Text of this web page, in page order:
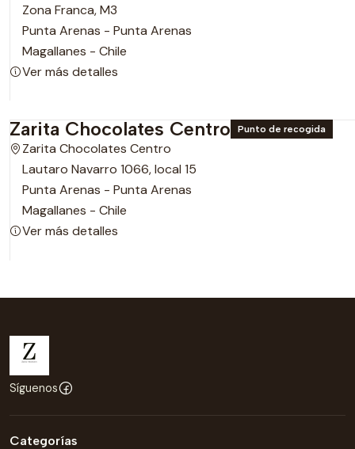
Zona Franca, M3
Punta Arenas - Punta Arenas
Magallanes - Chile
Ver más detalles
Zarita Chocolates Centro Punto de recogida
Zarita Chocolates Centro
Lautaro Navarro 1066, local 15
Punta Arenas - Punta Arenas
Magallanes - Chile
Ver más detalles
Síguenos
Categorías